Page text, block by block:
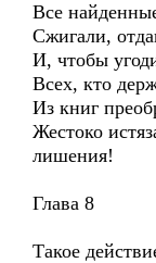
Все
Сжигали,
И, чтобы
Всех, кто
Из книг
Жестоко
лишения!
Глава 8
Такое